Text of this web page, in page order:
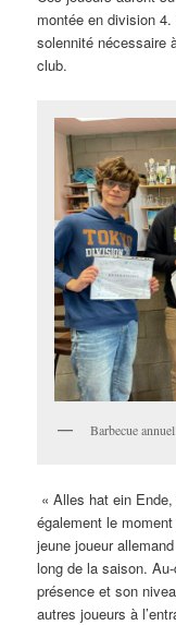
montée en division
solennité nécessaire
club.
Barbecue
« Alles hat ein
également le
jeune joueur
long de la saison.
présence et son
autres joueurs à